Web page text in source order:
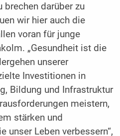
darüber zu
wir hier auch die
voran für junge
„Gesundheit ist die
unserer
Investitionen in
Bildung und Infrastruktur
meistern,
stärken und
unser Leben verbessern“,